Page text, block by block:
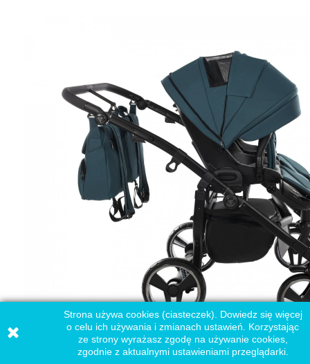
Strona używa cookies (ciasteczek). Dowiedz się więcej
o celu ich używania i zmianach ustawień. Korzystając
ze strony wyrażasz zgodę na używanie cookies,
zgodnie z aktualnymi ustawieniami przeglądarki.